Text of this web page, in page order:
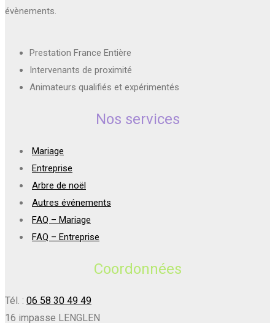
évènements.
Prestation France Entière
Intervenants de proximité
Animateurs qualifiés et expérimentés
Nos services
Mariage
Entreprise
Arbre de noël
Autres événements
FAQ – Mariage
FAQ – Entreprise
Coordonnées
Tél. : 06 58 30 49 49
16 impasse LENGLEN